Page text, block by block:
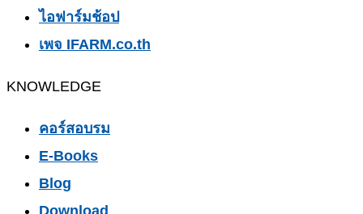
ไอฟาร์มช้อป
เพจ IFARM.co.th
KNOWLEDGE
คอร์สอบรม
E-Books
Blog